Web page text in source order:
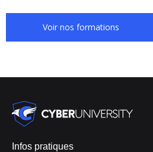
Voir nos formations
Infos pratiques